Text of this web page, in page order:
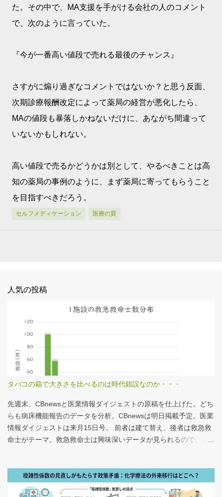
た。その中で、MA支援を手がける会社の人のコメント
で、次のように言っていた。
『今が一番高い値段で売れる最後のチャンス』
さすがに煽り過ぎなコメントではないか？と思う反面、
次期診療報酬改定によって薬局の経営が悪化したら、
MAの値段も暴落しかねないだけに、あながち間違って
いないかもしれない。
高い値段で売るかどうかは別として、やるべきことは高
知の薬局の事例のように、まず薬局に寄ってもらうこと
を目指すべきだろう。
セルフメディケーション 医療の質
人気の投稿
タバコの箱で大きさを比べるのは時代錯誤なのか・・・
先週末、CBnewsと医業情報ダイジェストの原稿を仕上げた。どち
らも病床機能報告のデータを分析。CBnewsは明日掲載予定。医業
情報ダイジェストは来月15日号。 前者は建て替え、後者は救急救
命士がテーマ。救急救命士は興味深いデータが見られるので、み
は、医業情報ダイジェストの記事をお読みください！なのだが、
分析結果の一例は下のグラフ。 病床機能報告（2023年度報告）を